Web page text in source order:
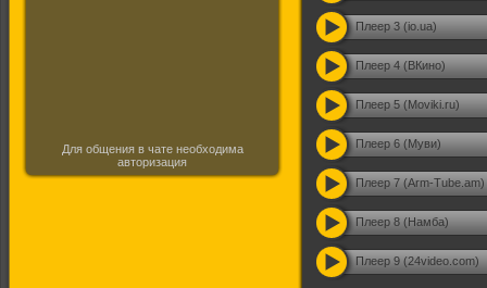
Для общения в чате необходима
авторизация
Плеер 3 (io.ua)
Плеер 4 (ВКино)
Плеер 5 (Moviki.ru)
Плеер 6 (Муви)
Плеер 7 (Arm-Tube.am)
Плеер 8 (Намба)
Плеер 9 (24video.com)